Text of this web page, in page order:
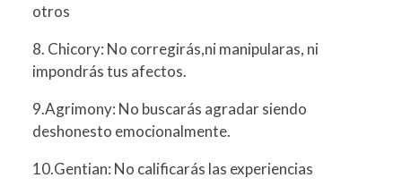
otros
8. Chicory: No corregirás,ni manipularas, ni
impondrás tus afectos.
9.Agrimony: No buscarás agradar siendo
deshonesto emocionalmente.
10.Gentian: No calificarás las experiencias